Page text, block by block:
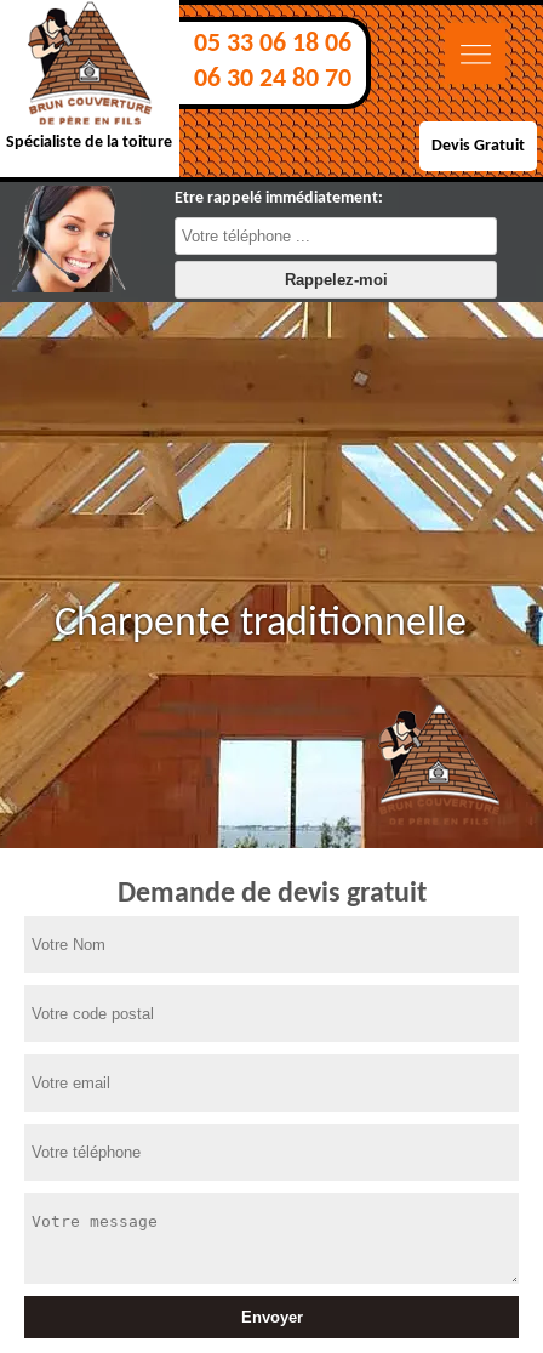
Spécialiste de la toiture
05 33 06 18 06
06 30 24 80 70
Devis Gratuit
Etre rappelé immédiatement:
Charpente traditionnelle
Demande de devis gratuit